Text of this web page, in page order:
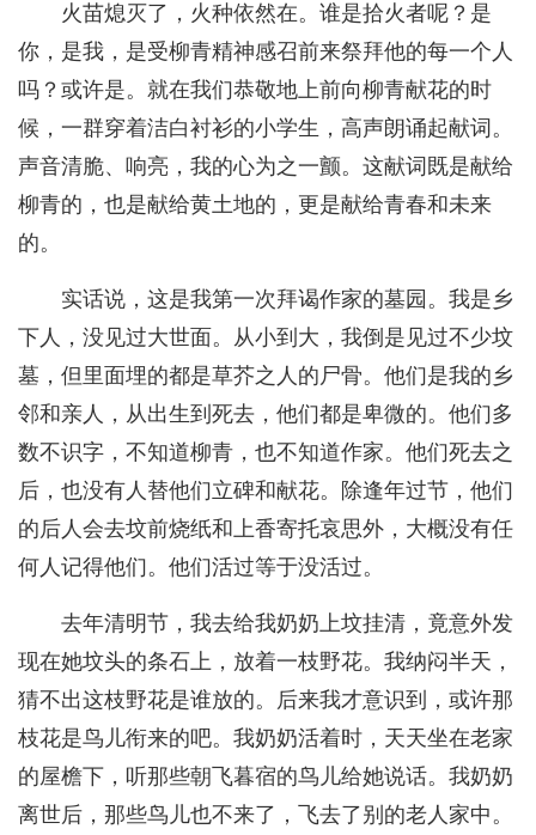
火苗熄灭了，火种依然在。谁是拾火者呢？是
你，是我，是受柳青精神感召前来祭拜他的每一个人
吗？或许是。就在我们恭敬地上前向柳青献花的时
候，一群穿着洁白衬衫的小学生，高声朗诵起献词。
声音清脆、响亮，我的心为之一颤。这献词既是献给
柳青的，也是献给黄土地的，更是献给青春和未来
的。
实话说，这是我第一次拜谒作家的墓园。我是乡
下人，没见过大世面。从小到大，我倒是见过不少坟
墓，但里面埋的都是草芥之人的尸骨。他们是我的乡
邻和亲人，从出生到死去，他们都是卑微的。他们多
数不识字，不知道柳青，也不知道作家。他们死去之
后，也没有人替他们立碑和献花。除逢年过节，他们
的后人会去坟前烧纸和上香寄托哀思外，大概没有任
何人记得他们。他们活过等于没活过。
去年清明节，我去给我奶奶上坟挂清，竟意外发
现在她坟头的条石上，放着一枝野花。我纳闷半天，
猜不出这枝野花是谁放的。后来我才意识到，或许那
枝花是鸟儿衔来的吧。我奶奶活着时，天天坐在老家
的屋檐下，听那些朝飞暮宿的鸟儿给她说话。我奶奶
离世后，那些鸟儿也不来了，飞去了别的老人家中。